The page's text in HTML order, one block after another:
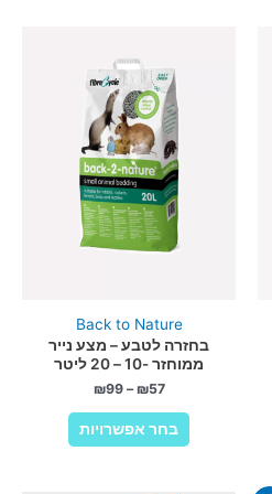
Back to Nature
בחזרה לטבע – מצע נייר
ממוחזר -10 – 20 ליטר
₪57
–
₪99
בחר אפשרויות
למוצר
זה